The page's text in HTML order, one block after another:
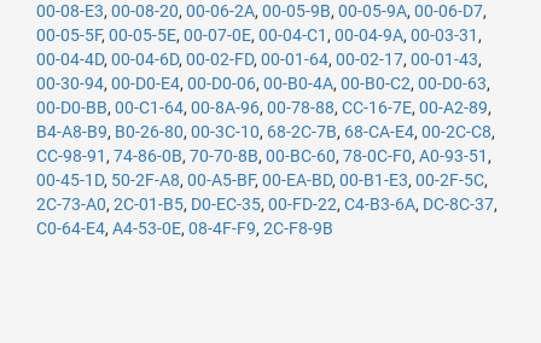
00-08-E3, 00-08-20, 00-06-2A, 00-05-9B, 00-05-9A, 00-06-D7,
00-05-5F, 00-05-5E, 00-07-0E, 00-04-C1 , 00-04-9A, 00-03-31 ,
00-04-4D, 00-04-6D, 00-02-FD, 00-01-64, 00-02-17, 00-01-43,
00-30-94, 00-D0-E4, 00-D0-06, 00-B0-4A, 00-B0-C2, 00-D0-63,
00-D0-BB, 00-C1-64, 00-8A-96, 00-78-88, CC-16-7E, 00-A2-89,
B4-A8-B9, B0-26-80, 00-3C-10, 68-2C-7B, 68-CA-E4, 00-2C-C8,
CC-98-91 , 74-86-0B, 70-70-8B, 00-BC-60, 78-0C-F0, A0-93-51 ,
00-45-1D, 50-2F-A8, 00-A5-BF, 00-EA-BD, 00-B1-E3, 00-2F-5C,
2C-73-A0, 2C-01-B5, D0-EC-35, 00-FD-22, C4-B3-6A, DC-8C-37,
C0-64-E4, A4-53-0E, 08-4F-F9, 2C-F8-9B